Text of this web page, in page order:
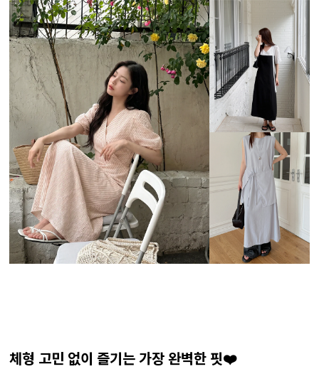
체형 고민 없이 즐기는 가장 완벽한 핏❤️